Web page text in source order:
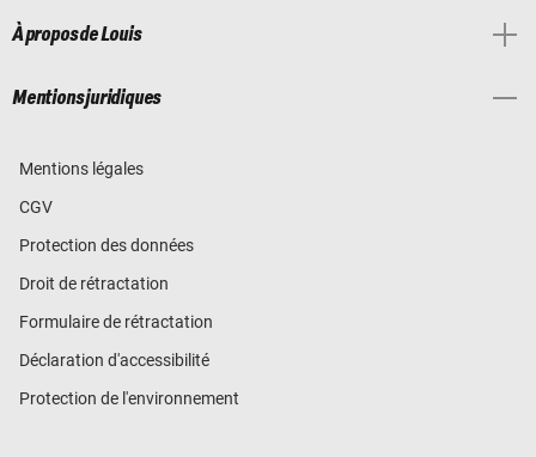
À propos de Louis
Mentions juridiques
Mentions légales
CGV
Protection des données
Droit de rétractation
Formulaire de rétractation
Déclaration d'accessibilité
Protection de l'environnement